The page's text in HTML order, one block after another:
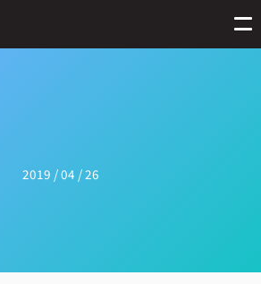
2019 / 04 / 26